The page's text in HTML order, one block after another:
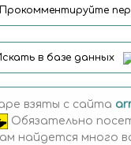
Прокомментируйте
в базе данных
взяты с сайта
Обязательно
найдется много